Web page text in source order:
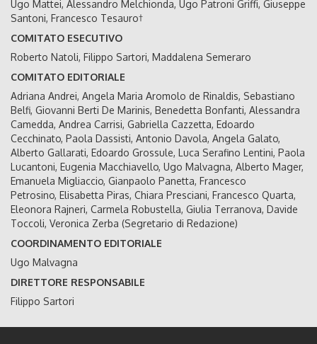
Ugo Mattei, Alessandro Melchionda, Ugo Patroni Griffi, Giuseppe
Santoni, Francesco Tesauro†
COMITATO ESECUTIVO
Roberto Natoli, Filippo Sartori, Maddalena Semeraro
COMITATO EDITORIALE
Adriana Andrei, Angela Maria Aromolo de Rinaldis, Sebastiano
Belfi, Giovanni Berti De Marinis, Benedetta Bonfanti, Alessandra
Camedda, Andrea Carrisi, Gabriella Cazzetta, Edoardo
Cecchinato, Paola Dassisti, Antonio Davola, Angela Galato,
Alberto Gallarati, Edoardo Grossule, Luca Serafino Lentini, Paola
Lucantoni, Eugenia Macchiavello, Ugo Malvagna, Alberto Mager,
Emanuela Migliaccio, Gianpaolo Panetta, Francesco
Petrosino, Elisabetta Piras, Chiara Presciani, Francesco Quarta,
Eleonora Rajneri, Carmela Robustella, Giulia Terranova, Davide
Toccoli, Veronica Zerba (Segretario di Redazione)
COORDINAMENTO EDITORIALE
Ugo Malvagna
DIRETTORE RESPONSABILE
Filippo Sartori